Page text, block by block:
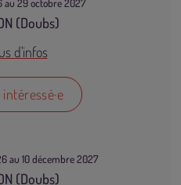
au 29 octobre 2027
(Doubs)
d'infos
au 10 décembre 2027
(Doubs)